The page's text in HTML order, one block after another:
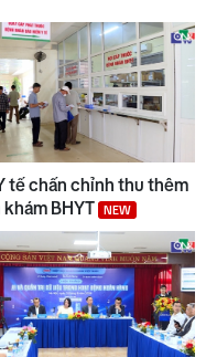
6
ra quân "Chiến
cùng VNeID"
7
Lan mở rộng
kinh tế và
8
quản lý chung
niên hạn
tế chấn chỉnh thu thêm
BHYT
NEW